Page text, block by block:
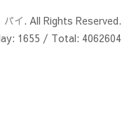
イ. All Rights Reserved.
1655 / Total: 4062604